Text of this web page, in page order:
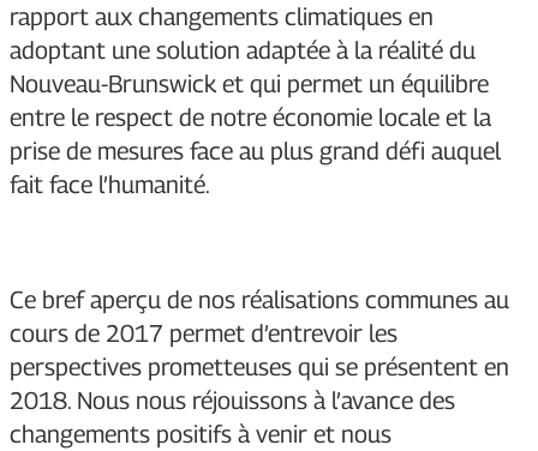
rapport aux changements climatiques en
adoptant une solution adaptée à la réalité du
Nouveau-Brunswick et qui permet un équilibre
entre le respect de notre économie locale et la
prise de mesures face au plus grand défi auquel
fait face l’humanité.
Ce bref aperçu de nos réalisations communes au
cours de 2017 permet d’entrevoir les
perspectives prometteuses qui se présentent en
2018. Nous nous réjouissons à l’avance des
changements positifs à venir et nous